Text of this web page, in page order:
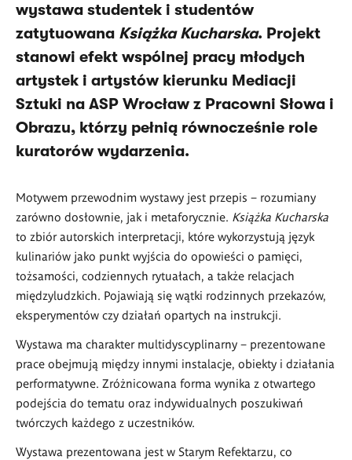
wystawa studentek i studentów
zatytuowana Książka Kucharska. Projekt
stanowi efekt wspólnej pracy młodych
artystek i artystów kierunku Mediacji
Sztuki na ASP Wrocław z Pracowni Słowa i
Obrazu, którzy pełnią równocześnie role
kuratorów wydarzenia.
Motywem przewodnim wystawy jest przepis – rozumiany
zarówno dosłownie, jak i metaforycznie. Książka Kucharska
to zbiór autorskich interpretacji, które wykorzystują język
kulinariów jako punkt wyjścia do opowieści o pamięci,
tożsamości, codziennych rytuałach, a także relacjach
międzyludzkich. Pojawiają się wątki rodzinnych przekazów,
eksperymentów czy działań opartych na instrukcji.
Wystawa ma charakter multidyscyplinarny – prezentowane
prace obejmują między innymi instalacje, obiekty i działania
performatywne. Zróżnicowana forma wynika z otwartego
podejścia do tematu oraz indywidualnych poszukiwań
twórczych każdego z uczestników.
Wystawa prezentowana jest w Starym Refektarzu, co